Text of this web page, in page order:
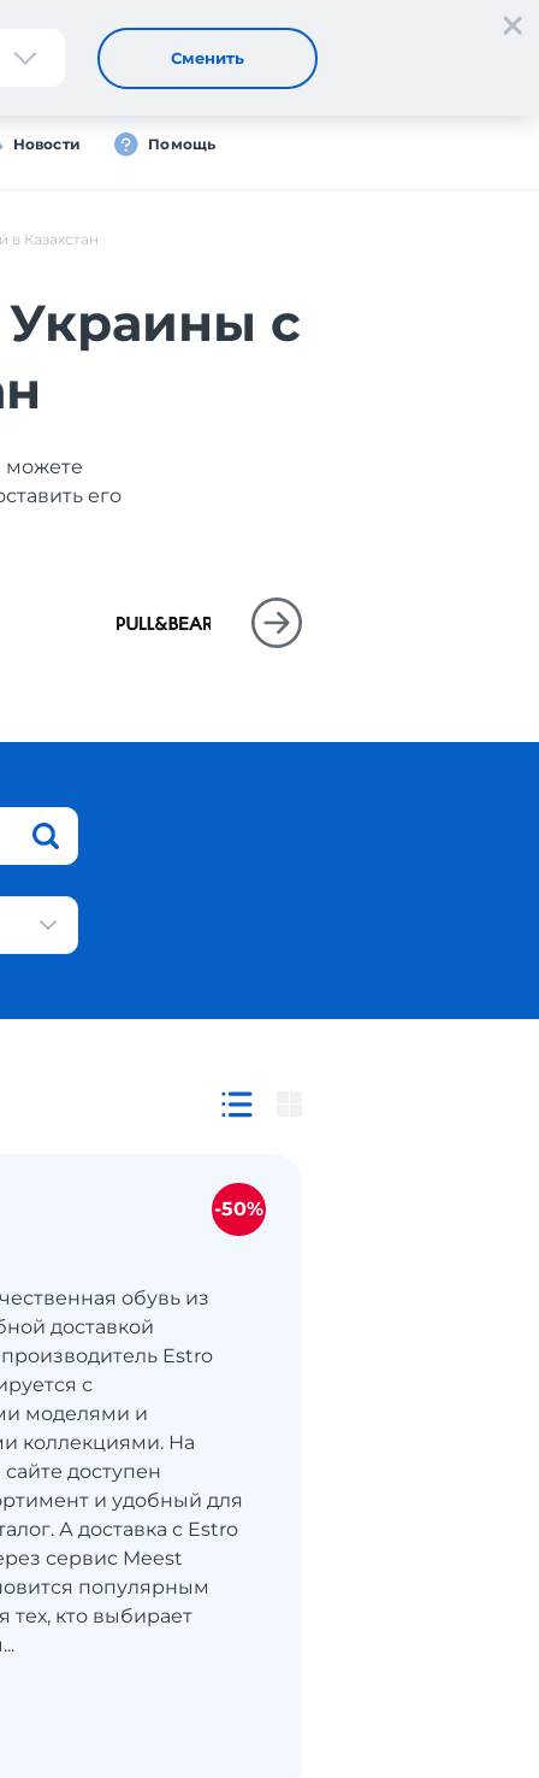
Регистрация
Новости Помощь
Сменить
в Казахстан
Украины с
можете
его
обувь из
доставкой
Estro
с
моделями и
коллекциями. На
доступен
и удобный для
А доставка с Estro
сервис Meest
популярным
тех, кто выбирает
-50%